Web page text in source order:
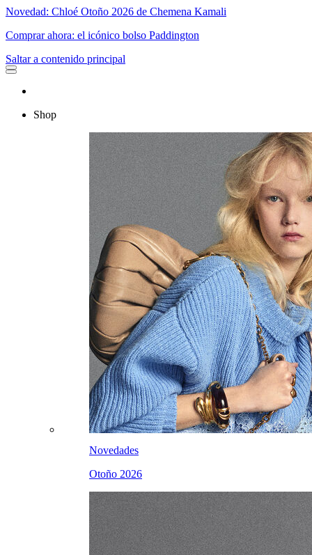
Novedad: Chloé Otoño 2026 de Chemena Kamali
Comprar ahora: el icónico bolso Paddington
Saltar a contenido principal
Shop
Novedades
Otoño 2026